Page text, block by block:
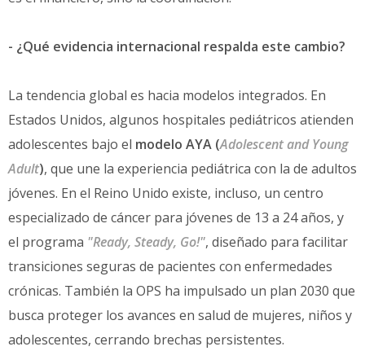
- ¿Qué evidencia internacional respalda este cambio?
La tendencia global es hacia modelos integrados. En
Estados Unidos, algunos hospitales pediátricos atienden
adolescentes bajo el modelo AYA (Adolescent and Young
Adult), que une la experiencia pediátrica con la de adultos
jóvenes. En el Reino Unido existe, incluso, un centro
especializado de cáncer para jóvenes de 13 a 24 años, y
el programa "Ready, Steady, Go!", diseñado para facilitar
transiciones seguras de pacientes con enfermedades
crónicas. También la OPS ha impulsado un plan 2030 que
busca proteger los avances en salud de mujeres, niños y
adolescentes, cerrando brechas persistentes.